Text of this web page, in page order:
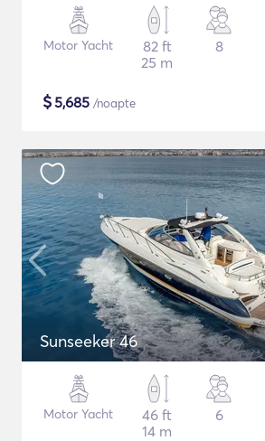
Motor Yacht
82 ft
25 m
8
$5,685 /noapte
Sunseeker 46
Motor Yacht
46 ft
14 m
6